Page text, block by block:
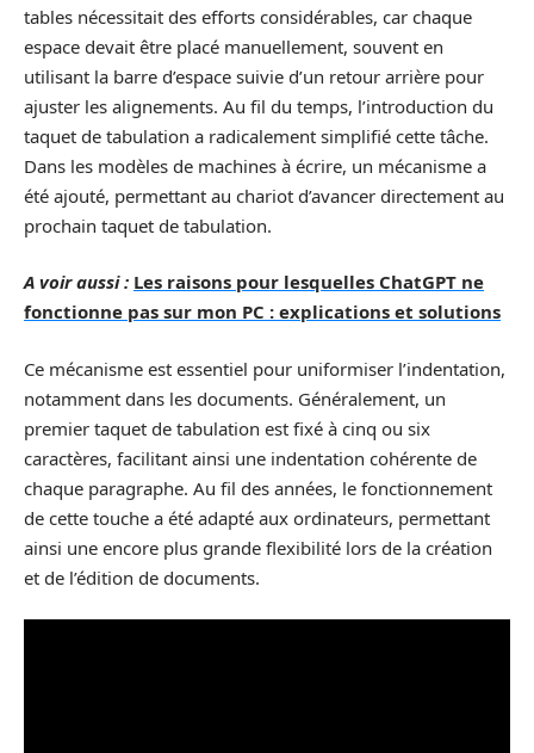
tables nécessitait des efforts considérables, car chaque
espace devait être placé manuellement, souvent en
utilisant la barre d’espace suivie d’un retour arrière pour
ajuster les alignements. Au fil du temps, l’introduction du
taquet de tabulation a radicalement simplifié cette tâche.
Dans les modèles de machines à écrire, un mécanisme a
été ajouté, permettant au chariot d’avancer directement au
prochain taquet de tabulation.
A voir aussi : Les raisons pour lesquelles ChatGPT ne
fonctionne pas sur mon PC : explications et solutions
Ce mécanisme est essentiel pour uniformiser l’indentation,
notamment dans les documents. Généralement, un
premier taquet de tabulation est fixé à cinq ou six
caractères, facilitant ainsi une indentation cohérente de
chaque paragraphe. Au fil des années, le fonctionnement
de cette touche a été adapté aux ordinateurs, permettant
ainsi une encore plus grande flexibilité lors de la création
et de l’édition de documents.